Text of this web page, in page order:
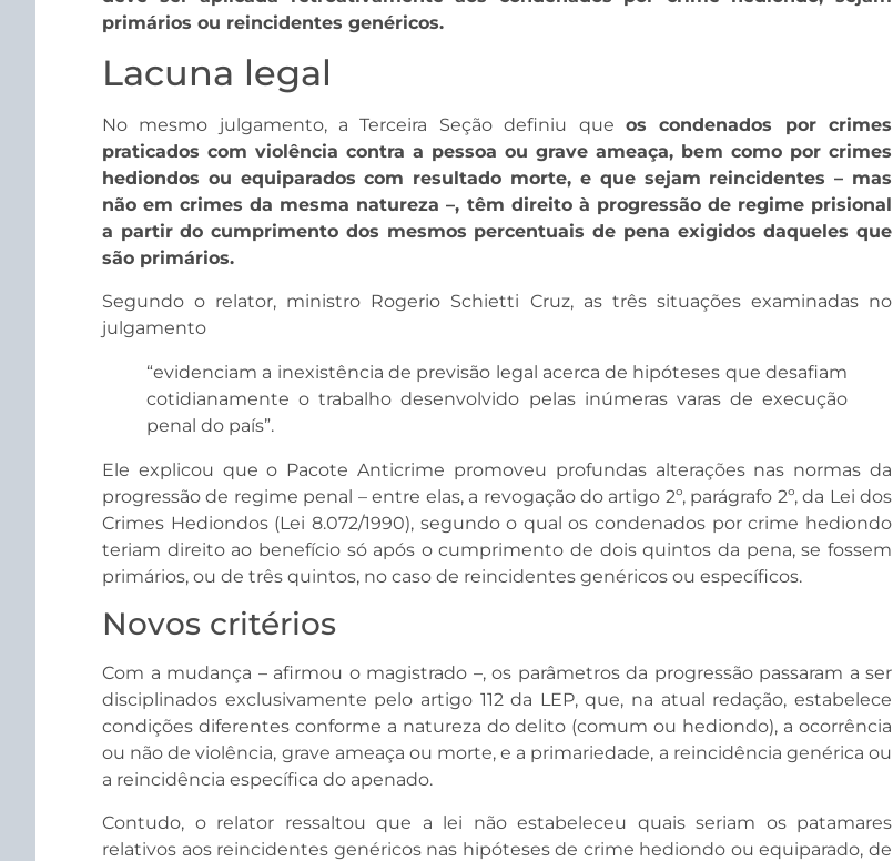
primários ou reincidentes genéricos.
Lacuna legal
No mesmo julgamento, a Terceira Seção definiu que os condenados por crimes
praticados com violência contra a pessoa ou grave ameaça, bem como por crimes
hediondos ou equiparados com resultado morte, e que sejam reincidentes – mas
não em crimes da mesma natureza –, têm direito à progressão de regime prisional
a partir do cumprimento dos mesmos percentuais de pena exigidos daqueles que
são primários.
Segundo o relator, ministro Rogerio Schietti Cruz, as três situações examinadas no
julgamento
“evidenciam a inexistência de previsão legal acerca de hipóteses que desafiam
cotidianamente o trabalho desenvolvido pelas inúmeras varas de execução
penal do país”.
Ele explicou que o Pacote Anticrime promoveu profundas alterações nas normas da
progressão de regime penal – entre elas, a revogação do artigo 2º, parágrafo 2º, da Lei dos
Crimes Hediondos (Lei 8.072/1990), segundo o qual os condenados por crime hediondo
teriam direito ao benefício só após o cumprimento de dois quintos da pena, se fossem
primários, ou de três quintos, no caso de reincidentes genéricos ou específicos.
Novos critérios
Com a mudança – afirmou o magistrado –, os parâmetros da progressão passaram a ser
disciplinados exclusivamente pelo artigo 112 da LEP, que, na atual redação, estabelece
condições diferentes conforme a natureza do delito (comum ou hediondo), a ocorrência
ou não de violência, grave ameaça ou morte, e a primariedade, a reincidência genérica ou
a reincidência específica do apenado.
Contudo, o relator ressaltou que a lei não estabeleceu quais seriam os patamares
relativos aos reincidentes genéricos nas hipóteses de crime hediondo ou equiparado, de